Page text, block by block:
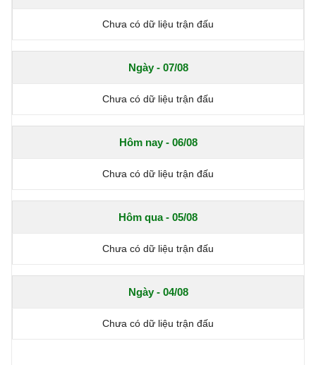
Chưa có dữ liệu trận đấu
Ngày - 07/08
Chưa có dữ liệu trận đấu
Hôm nay - 06/08
Chưa có dữ liệu trận đấu
Hôm qua - 05/08
Chưa có dữ liệu trận đấu
Ngày - 04/08
Chưa có dữ liệu trận đấu